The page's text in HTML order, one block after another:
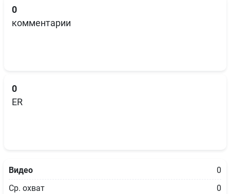
0
комментарии
0
ER
Видео
0
Ср. охват
0